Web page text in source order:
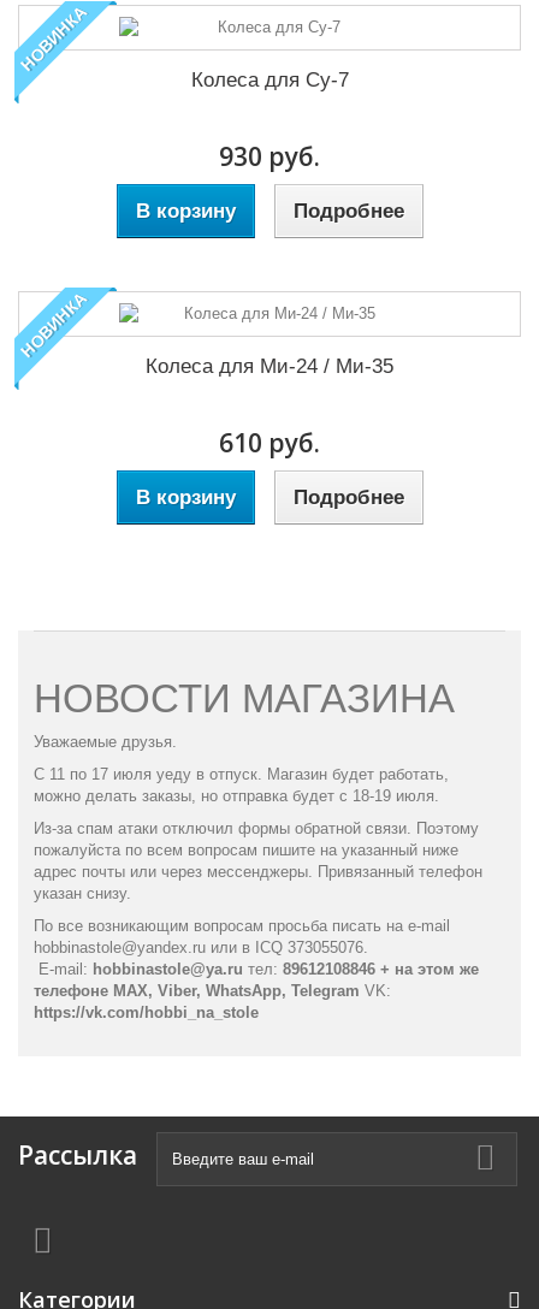
НОВИНКА
Колеса для Су-7
930 руб.
В корзину Подробнее
НОВИНКА
Колеса для Ми-24 / Ми-35
610 руб.
В корзину Подробнее
НОВОСТИ МАГАЗИНА
Уважаемые друзья.
С 11 по 17 июля уеду в отпуск. Магазин будет работать,
можно делать заказы, но отправка будет с 18-19 июля.
Из-за спам атаки отключил формы обратной связи. Поэтому
пожалуйста по всем вопросам пишите на указанный ниже
адрес почты или через мессенджеры. Привязанный телефон
указан снизу.
По все возникающим вопросам просьба писать на e-mail
hobbinastole@yandex.ru или в ICQ 373055076.
E-mail: hobbinastole@ya.ru тел: 89612108846 + на этом же
телефоне MAX, Viber, WhatsApp, Telegram VK:
https://vk.com/hobbi_na_stole
Рассылка
Категории